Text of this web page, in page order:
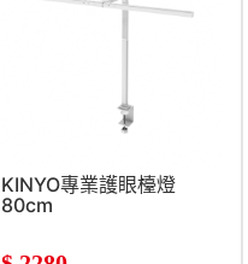
KINYO專業護眼檯燈
80cm